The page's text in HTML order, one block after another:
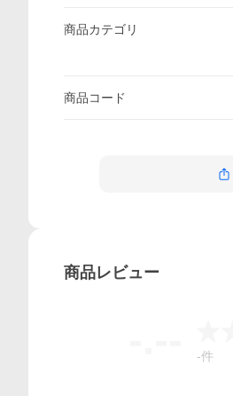
商品カテゴリ
商品コード
商品レビュー
-件